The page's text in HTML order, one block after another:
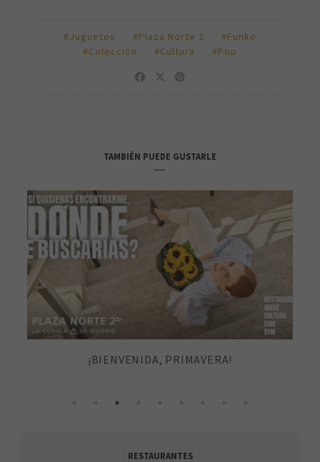
#Juguetes #Plaza Norte 2
#Funko
#Colección
#Cultura #Pop
TAMBIÉN PUEDE GUSTARLE
¡BIENVENIDA, PRIMAVERA!
RESTAURANTES